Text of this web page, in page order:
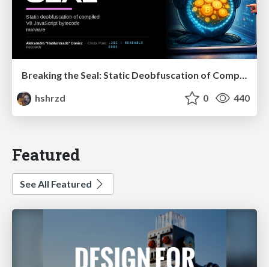
Breaking the Seal: Static Deobfuscation of Compiled V8 JavaScript Bytecode Malware
hshrzd
0 440
Featured
See All Featured